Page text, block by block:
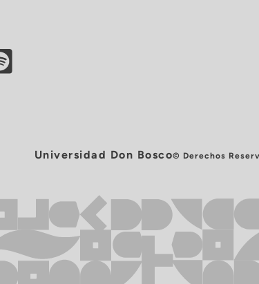
Universidad Don Bosco© Derechos